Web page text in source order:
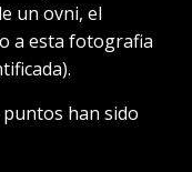
un ovni, el
a esta fotografia
puntos han sido